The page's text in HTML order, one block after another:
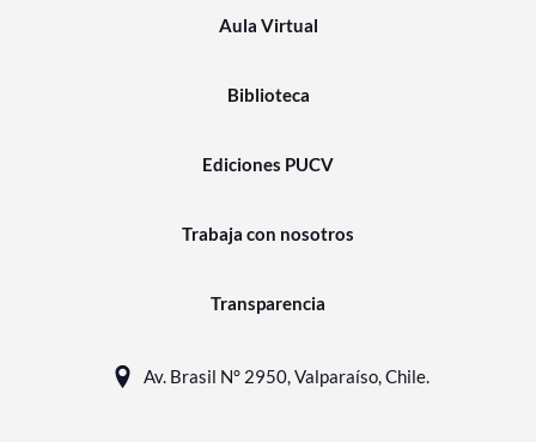
Aula Virtual
Biblioteca
Ediciones PUCV
Trabaja con nosotros
Transparencia
Av. Brasil N° 2950, Valparaíso, Chile.